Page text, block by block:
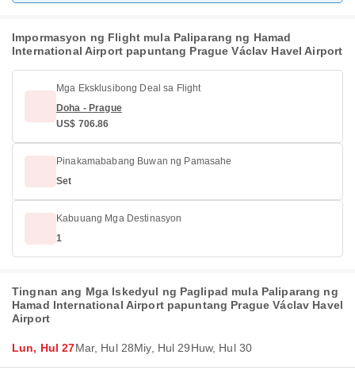
Impormasyon ng Flight mula Paliparang ng Hamad
International Airport papuntang Prague Václav Havel Airport
Mga Eksklusibong Deal sa Flight
Doha - Prague
US$ 706.86
Pinakamababang Buwan ng Pamasahe
Set
Kabuuang Mga Destinasyon
1
Tingnan ang Mga Iskedyul ng Paglipad mula Paliparang ng
Hamad International Airport papuntang Prague Václav Havel
Airport
Lun, Hul 27Mar, Hul 28Miy, Hul 29Huw, Hul 30